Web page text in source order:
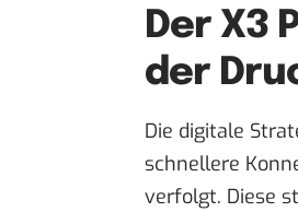
Der X3
der
Die digitale
schnellere
verfolgt. Diese